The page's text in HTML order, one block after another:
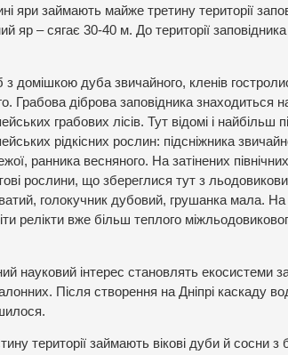
яри займають майже третину території
яр – сягає 30-40 м. До території
з домішкою дуба звичайного, кленів
Грабова діброва заповідника знаходиться
грабових лісів. Тут відомі і найбільш
рідкісних рослин: підсніжника
ранника весняного. На затінених
рослини, що збереглися тут з
голокучник дубовий, грушанка мала.
релікти вже більш теплого
науковий інтерес становлять екосистеми
Після створення на Дніпрі каскаду
території займають вікові дуби й сосни з